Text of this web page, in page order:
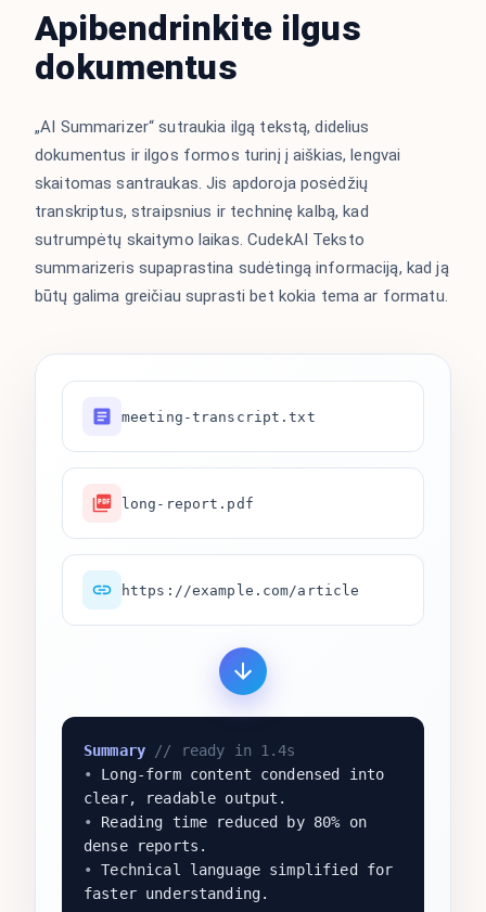
Apibendrinkite ilgus
dokumentus
„AI Summarizer“ sutraukia ilgą tekstą, didelius
dokumentus ir ilgos formos turinį į aiškias, lengvai
skaitomas santraukas. Jis apdoroja posėdžių
transkriptus, straipsnius ir techninę kalbą, kad
sutrumpėtų skaitymo laikas. CudekAI Teksto
summarizeris supaprastina sudėtingą informaciją, kad ją
būtų galima greičiau suprasti bet kokia tema ar formatu.
meeting-transcript.txt
long-report.pdf
https://example.com/article
Summary // ready in 1.4s
•
Long-form content condensed into
clear, readable output.
•
Reading time reduced by 80% on
dense reports.
•
Technical language simplified for
faster understanding.